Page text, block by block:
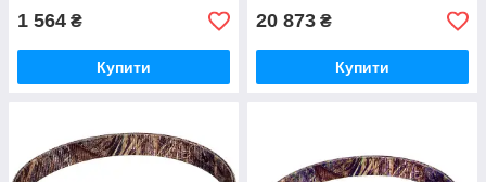
1 564 ₴
Купити
20 873 ₴
Купити